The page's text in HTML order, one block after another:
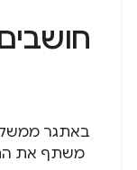
משתף את